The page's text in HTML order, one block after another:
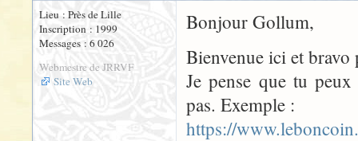
Lieu : Près de Lille
Inscription : 1999
Messages : 6 026
Webmestre de JRRVF
Site Web
Bonjour Gollum,
Bienvenue ici et
Je pense que tu
pas. Exemple :
https://